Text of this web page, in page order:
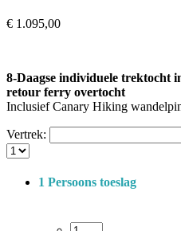
€ 1.095,00
8-Daagse individuele trektocht
retour ferry overtocht
Inclusief Canary Hiking
Vertrek:
1 Persoons toeslag